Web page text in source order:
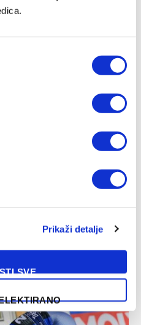
Prikaži detalje
SVE
u Poljskoj